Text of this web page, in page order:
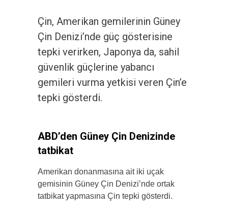
Çin, Amerikan gemilerinin Güney
Çin Denizi’nde güç gösterisine
tepki verirken, Japonya da, sahil
güvenlik güçlerine yabancı
gemileri vurma yetkisi veren Çin’e
tepki gösterdi.
ABD’den Güney Çin Denizinde
tatbikat
Amerikan donanmasına ait iki uçak
gemisinin Güney Çin Denizi’nde ortak
tatbikat yapmasına Çin tepki gösterdi.